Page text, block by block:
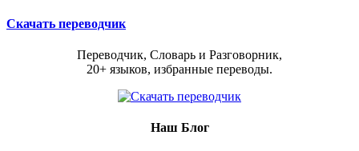
Скачать переводчик
Переводчик, Словарь и Разговорник,
20+ языков, избранные переводы.
Наш Блог